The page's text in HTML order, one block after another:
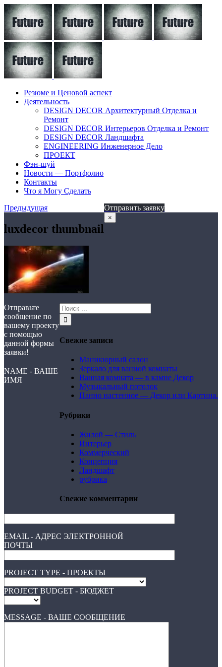
Резюме и Ценовой аспект
Деятельность
DESIGN DECOR Архитектурный Отделка и
Ремонт
DESIGN DECOR Интерьеров Отделка и Ремонт
DESIGN DECOR Ландшафта
ENGINEERING Инженерное Дело
ПРОЕКТ
Фэн-шуй
Новости — Портфолио
Контакты
Что я Могу Сделать
Предыдущая
luxdecor thumbnail
Свежие записи
Маникюрный салон
Зеркало для ванной комнаты
Ванная комната — в камне Декор
Музыкальный потолок
Панно настенное — Декор или Картина.
Рубрики
Жилой — Стиль
Интерьер
Коммерческий
Концепция
Ландшафт
рубрика
Свежие комментарии
Отправить заявку
×
Отправьте
сообщение по
вашему проекту
с помощью
данной формы
заявки!
NAME - ВАШЕ
ИМЯ
EMAIL - АДРЕС ЭЛЕКТРОННОЙ
ПОЧТЫ
PROJECT TYPE - ПРОЕКТЫ
PROJECT BUDGET - БЮДЖЕТ
MESSAGE - ВАШЕ СООБЩЕНИЕ